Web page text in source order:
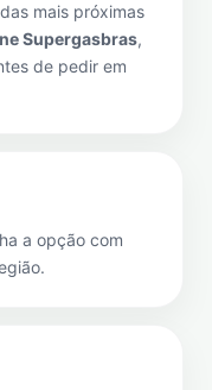
mais próximas
Supergasbras,
de pedir em
a opção com